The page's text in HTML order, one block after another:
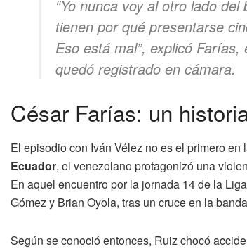
“Yo nunca voy al otro lado
tienen por qué presentarse
Eso está mal”, explicó
quedó registrado en cámara.
César Farías: un
El episodio con Iván Vélez no es el primero en
Ecuador, el venezolano protagonizó una
En aquel encuentro por la jornada 14 de la
Gómez y Brian Oyola, tras un cruce en la
Según se conoció entonces, Ruiz chocó